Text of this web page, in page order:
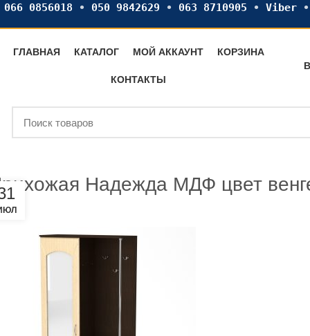
066 0856018 • 050 9842629 • 063 8710905 • Viber
ГЛАВНАЯ КАТАЛОГ МОЙ АККАУНТ КОРЗИНА
КОНТАКТЫ
Надежда МДФ цвет